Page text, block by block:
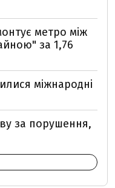
метро між
за 1,76
міжнародні
за порушення,